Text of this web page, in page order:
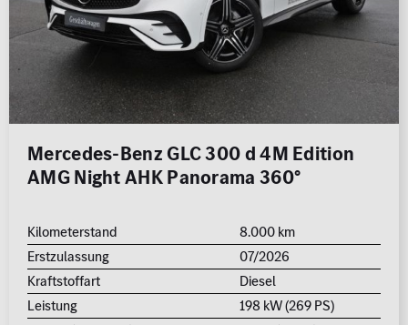
Mercedes-Benz GLC 300 d 4M Edition
AMG Night AHK Panorama 360°
Kilometerstand
8.000 km
Erstzulassung
07/2026
Kraftstoffart
Diesel
Leistung
198 kW (269 PS)